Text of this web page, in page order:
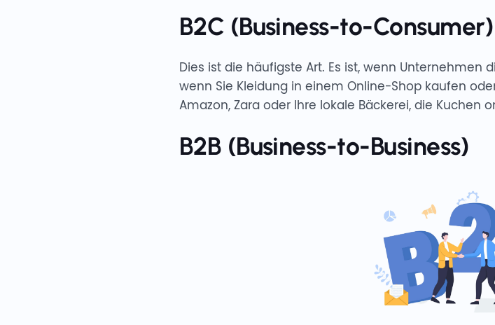
B2C (Business-to-Consumer)
Dies ist die häufigste Art. Es ist, wenn Unternehmen
wenn Sie Kleidung in einem Online-Shop kaufen
Amazon, Zara oder Ihre lokale Bäckerei, die Kuchen
B2B (Business-to-Business)